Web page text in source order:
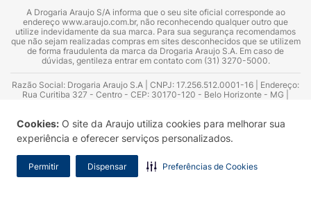
Cookies: O site da Araujo utiliza cookies para melhorar sua
experiência e oferecer serviços personalizados.
Permitir Dispensar Preferências de Cookies
Ansiedade;
Alterações no paladar.
Reações raras (até 1 em cada 1.000
pacientes)
Reações alérgicas graves (anafilaxia,
angioedema);
Dificuldade para respirar ou chiado.
Quem não pode usar o Relvar Ellipta?
A Drogaria Araujo S/A informa que o seu site oficial corresponde ao
endereço www.araujo.com.br, não reconhecendo qualquer outro que
utilize indevidamente da sua marca. Para sua segurança recomendamos
que não sejam realizadas compras em sites desconhecidos que se utilizem
de forma fraudulenta da marca da Drogaria Araujo S.A. Em caso de
dúvidas, gentileza entrar em contato com (31) 3270-5000.
Razão Social: Drogaria Araujo S.A | CNPJ: 17.256.512.0001-16 | Endereço:
Rua Curitiba 327 - Centro - CEP: 30170-120 - Belo Horizonte - MG |
Azevedo Guimarães – CRF 10.965 | Yasmin Silva Alvarenga – CRF 52.584 -
Consultor substituto: Thiago Aguiar Pinheiro - CRF Nº 13.748. Alvará
Sanitário: 2025020713 | Autorização de Funcionamento da Empresa (AFE):